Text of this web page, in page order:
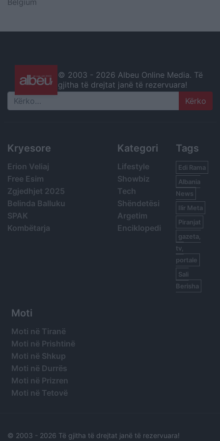
© 2003 - 2026 Albeu Online Media. Të
gjitha të drejtat janë të rezervuara!
Search
Kryesore
Erion Veliaj
Free Esim
Zgjedhjet 2025
Belinda Balluku
SPAK
Kombëtarja
Kategori
Lifestyle
Showbiz
Tech
Shëndetësi
Argetim
Enciklopedi
Tags
Edi Rama
Albania
News
Ilir Meta
Piranjat
gazeta,
tv,
portale
Sali
Berisha
Moti
Moti në Tiranë
Moti në Prishtinë
Moti në Shkup
Moti në Durrës
Moti në Prizren
Moti në Tetovë
© 2003 - 2026 Të gjitha të drejtat janë të rezervuara!